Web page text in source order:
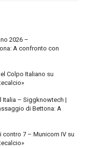
2026 –
A confronto con
Colpo Italiano su
Italia – Siggknowtech |
di Bettona: A
7 – Municorn IV su